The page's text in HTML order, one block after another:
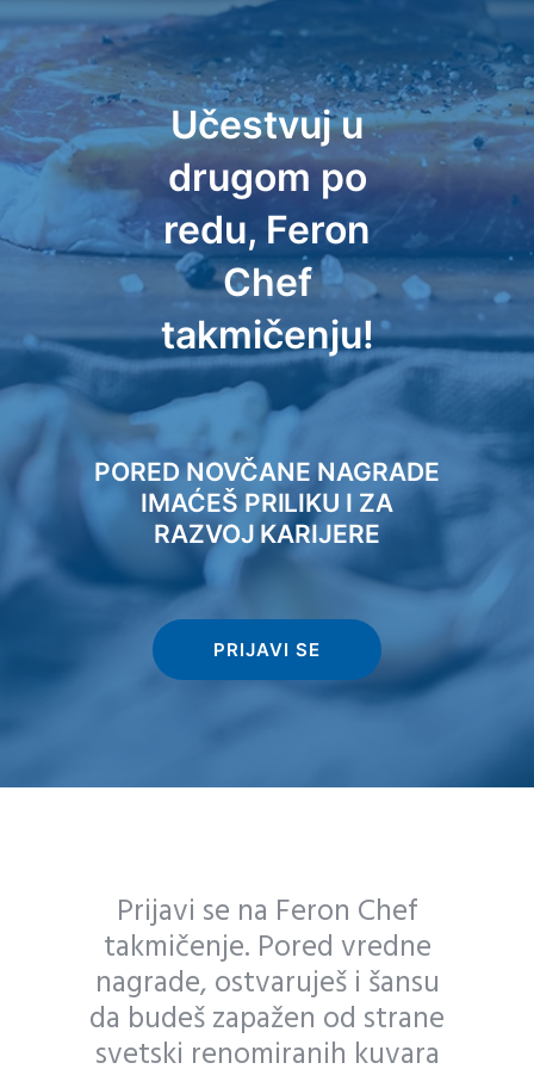
Učestvuj u
drugom po
redu, Feron
Chef
takmičenju!
PORED NOVČANE NAGRADE
IMAĆEŠ PRILIKU I ZA
RAZVOJ KARIJERE
PRIJAVI SE
Prijavi se na Feron Chef
takmičenje. Pored vredne
nagrade, ostvaruješ i šansu
da budeš zapažen od strane
svetski renomiranih kuvara